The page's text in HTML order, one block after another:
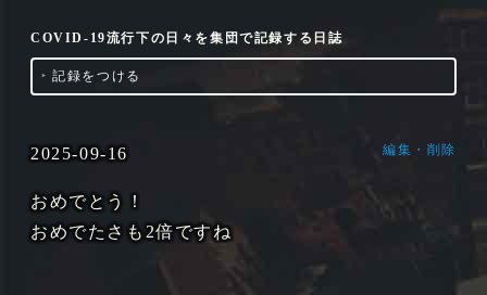
COVID-19流行下の日々を集団で記録する日誌
‣ 記録をつける
2025-09-16 編集・削除
おめでとう！
おめでたさも2倍ですね